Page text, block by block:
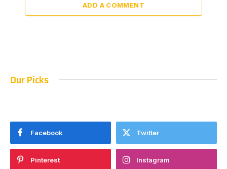
ADD A COMMENT
Our Picks
Facebook Twitter
Pinterest Instagram